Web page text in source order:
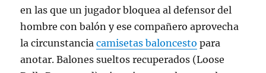
en las que un jugador bloquea al defensor del
hombre con balón y ese compañero aprovecha
la circunstanciacamisetas baloncesto para
anotar. Balones sueltos recuperados (Loose